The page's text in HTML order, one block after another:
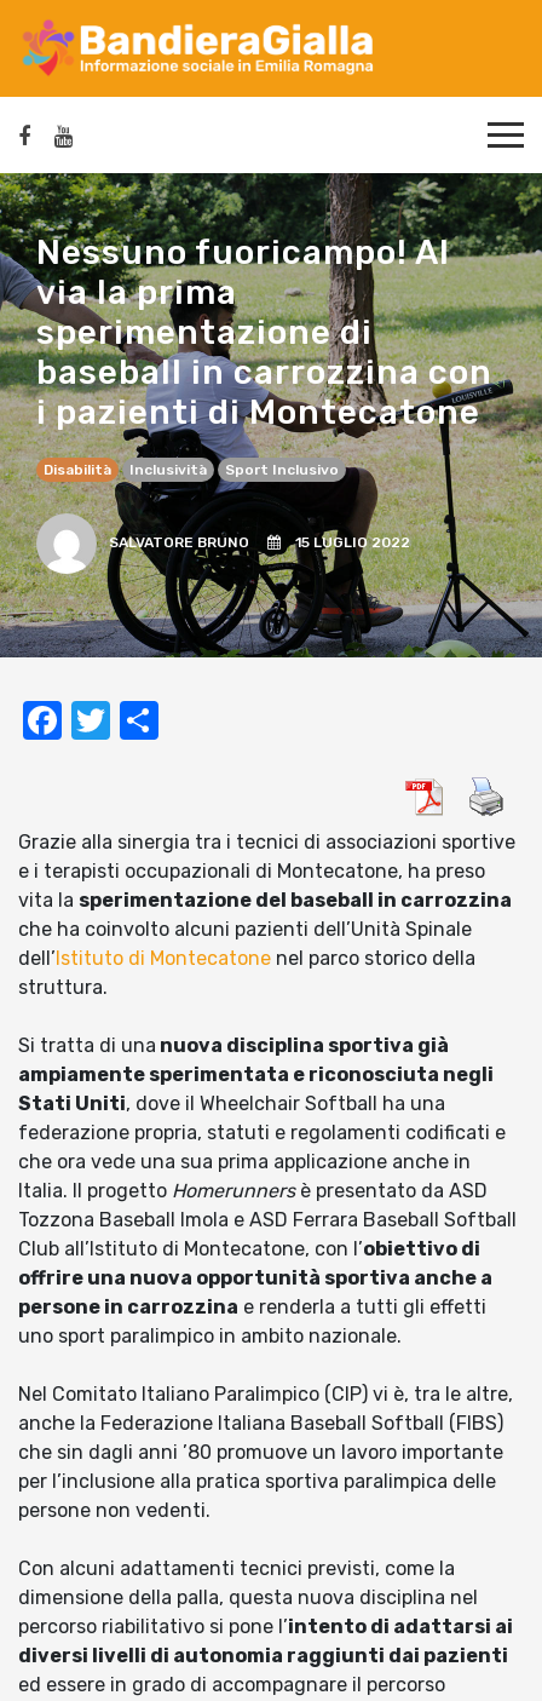
Nessuno fuoricampo! Al
via la prima
sperimentazione di
baseball in carrozzina con
i pazienti di Montecatone
Disabilità Inclusività Sport Inclusivo
SALVATORE BRUNO 15 LUGLIO 2022
Facebook
Twitter
Grazie alla sinergia tra i tecnici di associazioni sportive
e i terapisti occupazionali di Montecatone, ha preso
vita la sperimentazione del baseball in carrozzina
che ha coinvolto alcuni pazienti dell’Unità Spinale
dell’ Istituto di Montecatone nel parco storico della
struttura.
Si tratta di una nuova disciplina sportiva già
ampiamente sperimentata e riconosciuta negli
Stati Uniti, dove il Wheelchair Softball ha una
federazione propria, statuti e regolamenti codificati e
che ora vede una sua prima applicazione anche in
Italia. Il progetto Homerunnersè presentato da ASD
Tozzona Baseball Imola e ASD Ferrara Baseball Softball
Club all’Istituto di Montecatone, con l’obiettivo di
offrire una nuova opportunità sportiva anche a
persone in carrozzina e renderla a tutti gli effetti
uno sport paralimpico in ambito nazionale.
Nel Comitato Italiano Paralimpico (CIP) vi è, tra le altre,
anche la Federazione Italiana Baseball Softball (FIBS)
che sin dagli anni ’80 promuove un lavoro importante
per l’inclusione alla pratica sportiva paralimpica delle
persone non vedenti.
Con alcuni adattamenti tecnici previsti, come la
dimensione della palla, questa nuova disciplina nel
percorso riabilitativo si pone l’intento di adattarsi ai
diversi livelli di autonomia raggiunti dai pazienti
ed essere in grado di accompagnare il percorso